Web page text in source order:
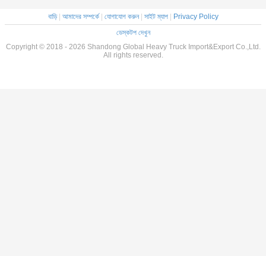
বাড়ি| আমাদের সম্পর্কে| যোগাযোগ করুন| সাইট ম্যাপ| Privacy Policy
ডেস্কটপ দেখুন
Copyright © 2018 - 2026 Shandong Global Heavy Truck Import&Export Co.,Ltd.
All rights reserved.